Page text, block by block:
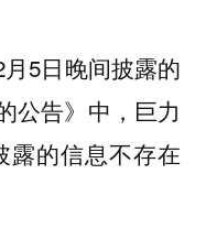
5日晚间披露的
公告》中，巨力
露的信息不存在